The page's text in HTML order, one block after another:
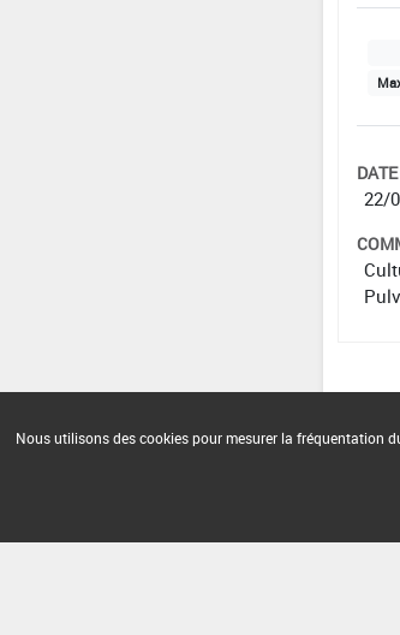
22/
Nous utilisons des cookies pour mesurer la fréquentation